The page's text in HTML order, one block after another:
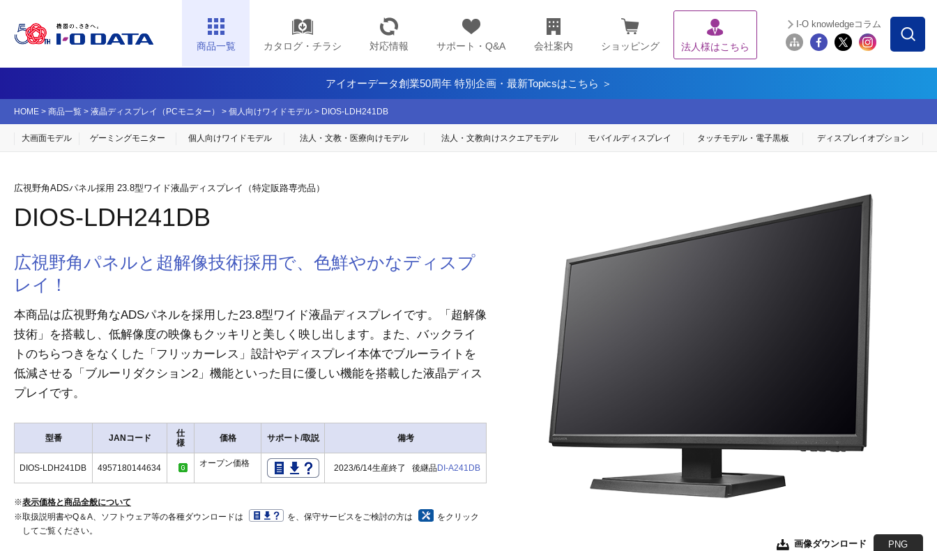
商品一覧 カタログ・チラシ 対応情報 サポート・Q&A 会社案内 ショッピング 法人様はこちら
I-O knowledgeコラム
アイオーデータ創業50周年 特別企画・最新Topicsはこちら ＞
HOME > 商品一覧 > 液晶ディスプレイ（PCモニター） > 個人向けワイドモデル > DIOS-LDH241DB
大画面モデル ゲーミングモニター 個人向けワイドモデル 法人・文教・医療向けモデル 法人・文教向けスクエアモデル モバイルディスプレイ タッチモデル・ 電子黒板 ディスプレイ オプション
広視野角ADSパネル採用 23.8型ワイド液晶ディスプレイ（特定販路専売品）
DIOS-LDH241DB
画像ダウンロード PNG
画像ダウンロード JPEG EPS形式
画像ダウンロード JPEG EPS形式
画像ダウンロード JPEG EPS形式
画像ダウンロード JPEG EPS形式
画像ダウンロード JPEG EPS形式
広視野角パネルと超解像技術採用で、色鮮やかなディスプ
レイ！
本商品は広視野角なADSパネルを採用した23.8型ワイド液晶ディスプレイです。「超解像
技術」を搭載し、低解像度の映像もクッキリと美しく映し出します。また、バックライ
トのちらつきをなくした「フリッカーレス」設計やディスプレイ本体でブルーライトを
低減させる「ブルーリダクション2」機能といった目に優しい機能を搭載した液晶ディス
プレイです。
型番 JANコード
仕
様
価格 サポート/取説 備考
DIOS-LDH241DB 4957180144634 オープン価格 2023/6/14生産終了 後継品DI-A241DB
※表示価格と商品全般について
※取扱説明書やQ＆A、ソフトウェア等の各種ダウンロードは
を、保守サービスをご検討の方は
をクリック
してご覧ください。